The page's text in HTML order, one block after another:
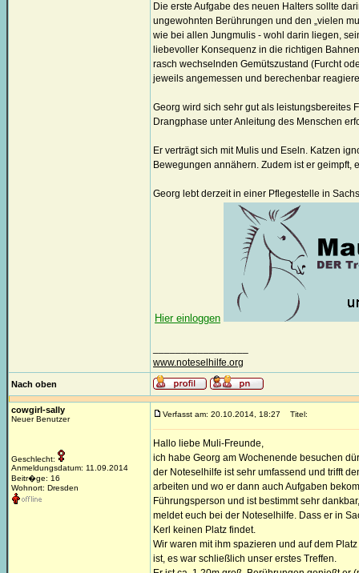
Die erste Aufgabe des neuen Halters sollte
ungewohnten Berührungen und den „vielen
wie bei allen Jungmulis - wohl darin liegen,
liebevoller Konsequenz in die richtigen
rasch wechselnden Gemütszustand (Furcht
jeweils angemessen und berechenbar
Georg wird sich sehr gut als leistungsbereites
Drangphase unter Anleitung des Menschen
Er verträgt sich mit Mulis und Eseln. Katzen
Bewegungen annähern. Zudem ist er
Georg lebt derzeit in einer Pflegestelle in
Hier einloggen
www.noteselhilfe.org
Nach oben
cowgirl-sally
Neuer Benutzer
Geschlecht:
Anmeldungsdatum: 11.09.2014
Beitr�ge: 16
Wohnort: Dresden
Verfasst am: 20.10.2014, 18:27 Titel:
Hallo liebe Muli-Freunde,
ich habe Georg am Wochenende besuchen
der Noteselhilfe ist sehr umfassend und trifft
arbeiten und wo er dann auch Aufgaben
Führungsperson und ist bestimmt sehr
meldet euch bei der Noteselhilfe. Dass er in
Kerl keinen Platz findet.
Wir waren mit ihm spazieren und auf dem
ist, es war schließlich unser erstes Treffen.